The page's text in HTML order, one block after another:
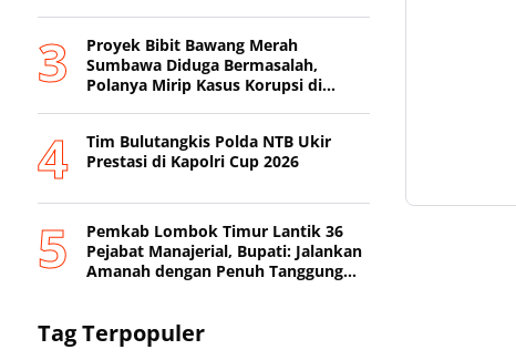
Proyek Bibit Bawang Merah
Sumbawa Diduga Bermasalah,
Polanya Mirip Kasus Korupsi di
Tim Bulutangkis Polda NTB Ukir
Prestasi di Kapolri Cup 2026
Pemkab Lombok Timur Lantik 36
Pejabat Manajerial, Bupati: Jalankan
Amanah dengan Penuh Tanggung
Tag Terpopuler